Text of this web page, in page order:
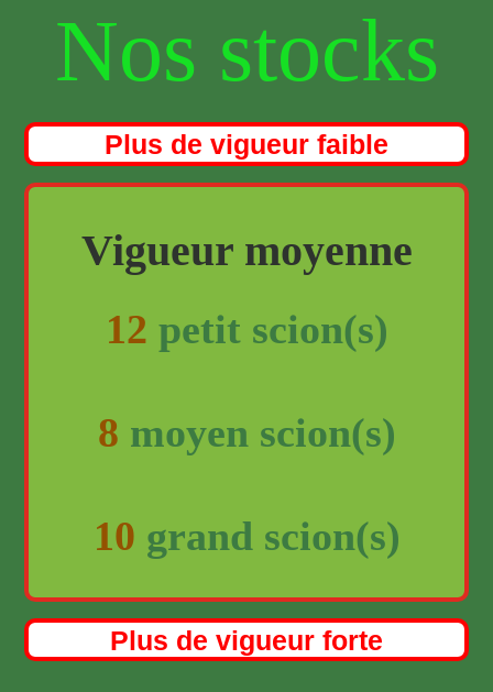
Nos stocks
Plus de vigueur faible
Vigueur moyenne
12 petit scion(s)
8 moyen scion(s)
10 grand scion(s)
Plus de vigueur forte